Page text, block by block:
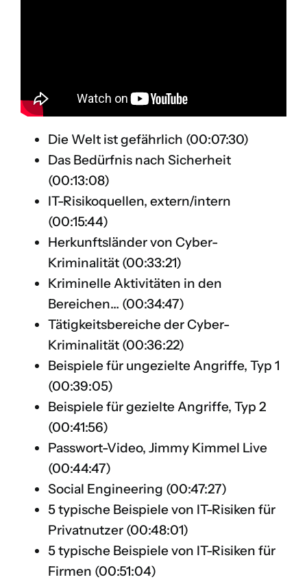
Die Welt ist gefährlich (00:07:30)
Das Bedürfnis nach Sicherheit
(00:13:08)
IT-Risikoquellen, extern/intern
(00:15:44)
Herkunftsländer von Cyber-
Kriminalität (00:33:21)
Kriminelle Aktivitäten in den
Bereichen… (00:34:47)
Tätigkeitsbereiche der Cyber-
Kriminalität (00:36:22)
Beispiele für ungezielte Angriffe, Typ 1
(00:39:05)
Beispiele für gezielte Angriffe, Typ 2
(00:41:56)
Passwort-Video, Jimmy Kimmel Live
(00:44:47)
Social Engineering (00:47:27)
5 typische Beispiele von IT-Risiken für
Privatnutzer (00:48:01)
5 typische Beispiele von IT-Risiken für
Firmen (00:51:04)